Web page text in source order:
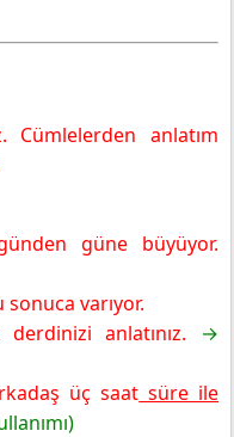
Cümlelerden anlatım
güne büyüyor.
varıyor.
anlatınız. →
üç saat süre ile